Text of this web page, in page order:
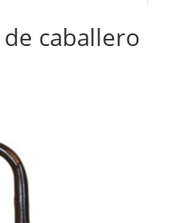
caballero